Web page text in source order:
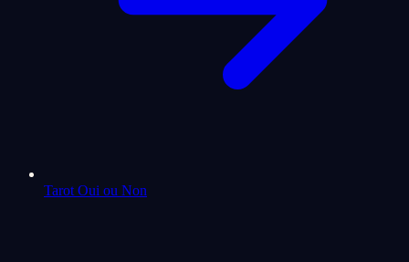
Tarot Oui ou Non